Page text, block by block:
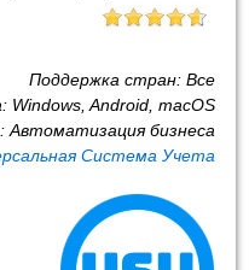
Поддержка стран: Все
Windows, Android, macOS
Автоматизация бизнеса
Система Учета